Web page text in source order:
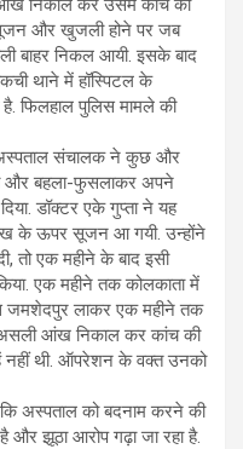
आंख निकाल कर उसमें कांच की
और खुजली होने पर जब
बाहर निकल आयी. इसके बाद
थाने में हॉस्पिटल के
फिलहाल पुलिस मामले की
अस्पताल संचालक ने कुछ और
और बहला-फुसलाकर अपने
डॉक्टर एके गुप्ता ने यह
के ऊपर सूजन आ गयी. उन्होंने
तो एक महीने के बाद इसी
एक महीने तक कोलकाता में
जमशेदपुर लाकर एक महीने तक
असली आंख निकाल कर कांच की
नहीं थी. ऑपरेशन के वक्त उनको
अस्पताल को बदनाम करने की
और झूठा आरोप गढ़ा जा रहा है.